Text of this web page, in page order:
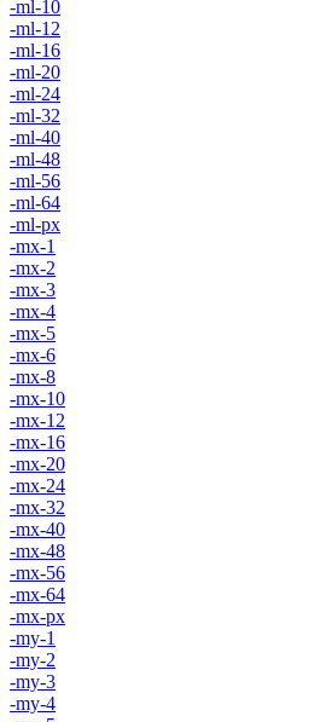
-ml-10
-ml-12
-ml-16
-ml-20
-ml-24
-ml-32
-ml-40
-ml-48
-ml-56
-ml-64
-ml-px
-mx-1
-mx-2
-mx-3
-mx-4
-mx-5
-mx-6
-mx-8
-mx-10
-mx-12
-mx-16
-mx-20
-mx-24
-mx-32
-mx-40
-mx-48
-mx-56
-mx-64
-mx-px
-my-1
-my-2
-my-3
-my-4